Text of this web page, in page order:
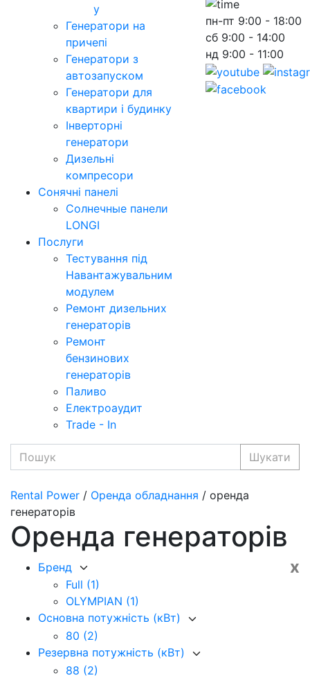
у
Генератори на
причепі
Генератори з
автозапуском
Генератори для
квартири і будинку
Інверторні
генератори
Дизельні
компресори
Сонячні панелі
Солнечные панели
LONGI
Послуги
Тестування під
Навантажувальним
модулем
Ремонт дизельних
генераторів
Ремонт
бензинових
генераторів
Паливо
Електроаудит
Trade - In
пн-пт 9:00 - 18:00
сб 9:00 - 14:00
нд 9:00 - 11:00
Шукати
Rental Power / Оренда обладнання / оренда
генераторів
Оренда генераторів
x
Бренд
Full (1)
OLYMPIAN (1)
Основна потужність (кВт)
80 (2)
Резервна потужність (кВт)
88 (2)